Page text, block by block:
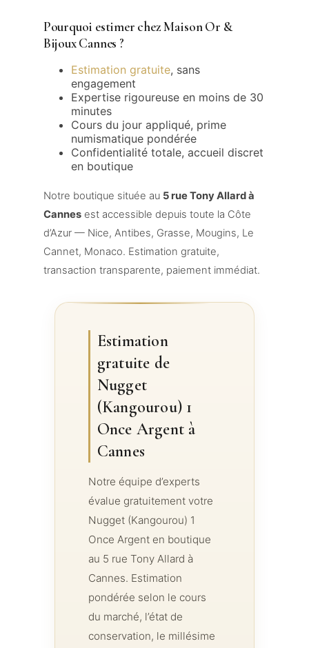
Pourquoi estimer chez Maison Or &
Bijoux Cannes ?
Estimation gratuite, sans
engagement
Expertise rigoureuse en moins de 30
minutes
Cours du jour appliqué, prime
numismatique pondérée
Confidentialité totale, accueil discret
en boutique
Notre boutique située au 5 rue Tony Allard à
Cannesest accessible depuis toute la Côte
d’Azur — Nice, Antibes, Grasse, Mougins, Le
Cannet, Monaco. Estimation gratuite,
transaction transparente, paiement immédiat.
Estimation
gratuite de
Nugget
(Kangourou) 1
Once Argent à
Cannes
Notre équipe d’experts
évalue gratuitement votre
Nugget (Kangourou) 1
Once Argent en boutique
au 5 rue Tony Allard à
Cannes. Estimation
pondérée selon le cours
du marché, l’état de
conservation, le millésime